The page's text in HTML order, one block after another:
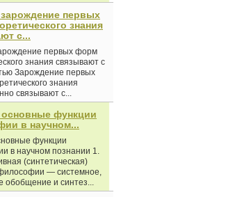
первых
знания
с...
первых форм
знания связывают с
Зарождение первых
знания
связывают с...
функции
в научном...
функции
в научном познании 1.
(синтетическая)
— системное,
обобщение и синтез...